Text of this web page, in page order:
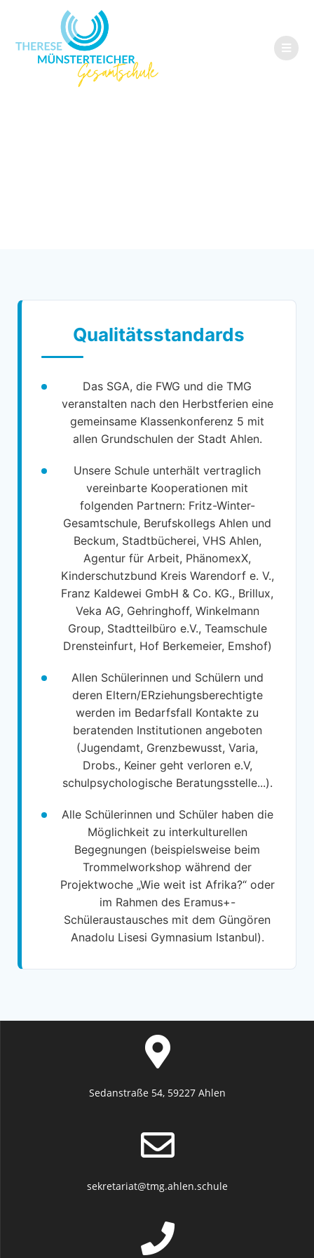
Qualitätsstandards
Das SGA, die FWG und die TMG
veranstalten nach den Herbstferien eine
gemeinsame Klassenkonferenz 5 mit
allen Grundschulen der Stadt Ahlen.
Unsere Schule unterhält vertraglich
vereinbarte Kooperationen mit
folgenden Partnern: Fritz-Winter-
Gesamtschule, Berufskollegs Ahlen und
Beckum, Stadtbücherei, VHS Ahlen,
Agentur für Arbeit, PhänomexX,
Kinderschutzbund Kreis Warendorf e. V.,
Franz Kaldewei GmbH & Co. KG., Brillux,
Veka AG, Gehringhoff, Winkelmann
Group, Stadtteilbüro e.V., Teamschule
Drensteinfurt, Hof Berkemeier, Emshof)
Allen Schülerinnen und Schülern und
deren Eltern/ERziehungsberechtigte
werden im Bedarfsfall Kontakte zu
beratenden Institutionen angeboten
(Jugendamt, Grenzbewusst, Varia,
Drobs., Keiner geht verloren e.V,
schulpsychologische Beratungsstelle...).
Alle Schülerinnen und Schüler haben die
Möglichkeit zu interkulturellen
Begegnungen (beispielsweise beim
Trommelworkshop während der
Projektwoche „Wie weit ist Afrika?“ oder
im Rahmen des Eramus+-
Schüleraustausches mit dem Güngören
Anadolu Lisesi Gymnasium Istanbul).
Sedanstraße 54, 59227 Ahlen
sekretariat@tmg.ahlen.schule